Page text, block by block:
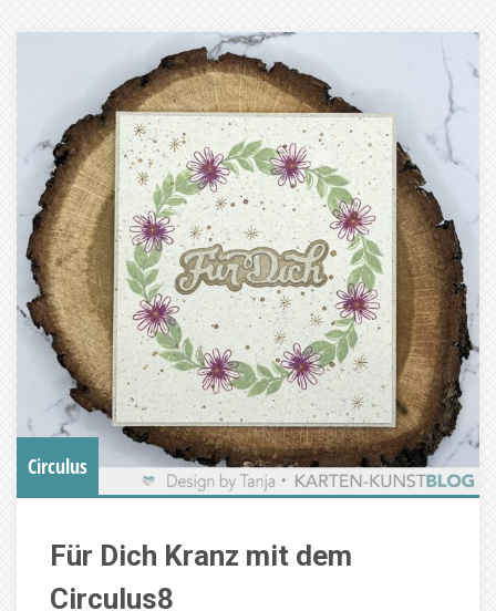
Circulus
Für Dich Kranz mit dem
Circulus8